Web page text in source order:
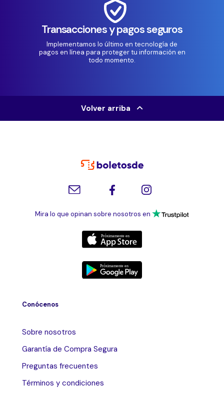
Transacciones y pagos seguros
Implementamos lo último en tecnología de
pagos en línea para proteger tu información en
todo momento.
Volver arriba
Mira lo que opinan sobre nosotros en
Conócenos
Sobre nosotros
Garantía de Compra Segura
Preguntas frecuentes
Términos y condiciones